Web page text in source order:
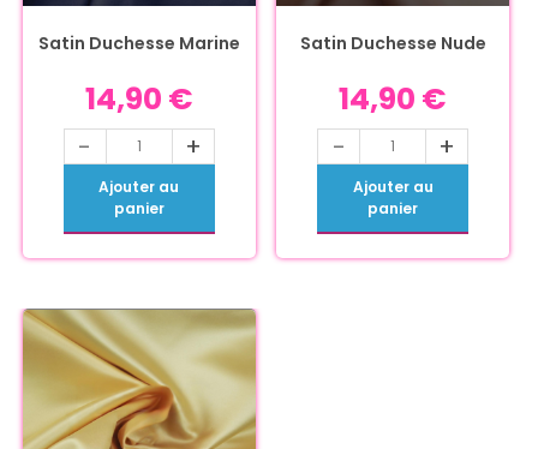
Satin Duchesse Marine
14,90 €
- +
Ajouter au
panier
Satin Duchesse Nude
14,90 €
- +
Ajouter au
panier